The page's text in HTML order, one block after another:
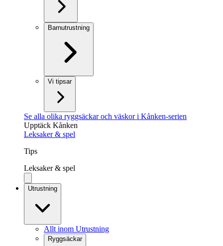
Barnutrustning
Vi tipsar
Se alla olika ryggsäckar och väskor i Kånken-serien
Upptäck Kånken
Leksaker & spel
Tips
Leksaker & spel
Utrustning
Allt inom Utrustning
Ryggsäckar